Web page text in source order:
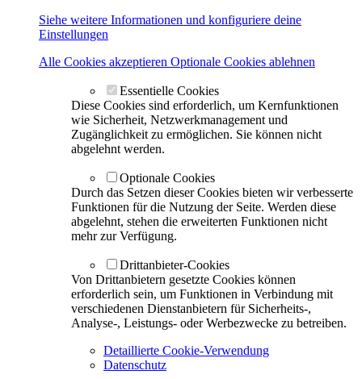
Siehe weitere Informationen und konfiguriere deine
Einstellungen
Alle Cookies akzeptieren Optionale Cookies ablehnen
Essentielle Cookies
Diese Cookies sind erforderlich, um Kernfunktionen
wie Sicherheit, Netzwerkmanagement und
Zugänglichkeit zu ermöglichen. Sie können nicht
abgelehnt werden.
Optionale Cookies
Durch das Setzen dieser Cookies bieten wir verbesserte
Funktionen für die Nutzung der Seite. Werden diese
abgelehnt, stehen die erweiterten Funktionen nicht
mehr zur Verfügung.
Drittanbieter-Cookies
Von Drittanbietern gesetzte Cookies können
erforderlich sein, um Funktionen in Verbindung mit
verschiedenen Dienstanbietern für Sicherheits-,
Analyse-, Leistungs- oder Werbezwecke zu betreiben.
Detaillierte Cookie-Verwendung
Datenschutz